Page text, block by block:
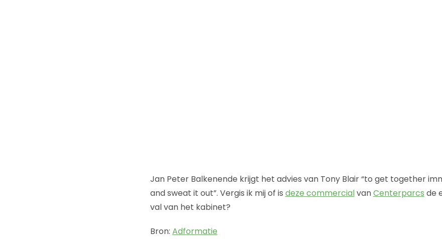
Jan Peter Balkenende krijgt het advies van Tony Blair “to get together
and sweat it out”. Vergis ik mij of is deze commercialvanCenterparcs de
val van het kabinet?
Bron: Adformatie